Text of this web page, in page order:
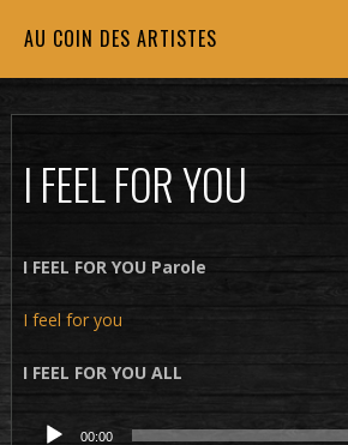
AU COIN DES ARTISTES
I FEEL FOR YOU
I FEEL FOR YOU Parole
I feel for you
I FEEL FOR YOU ALL
Lecteur
00:00